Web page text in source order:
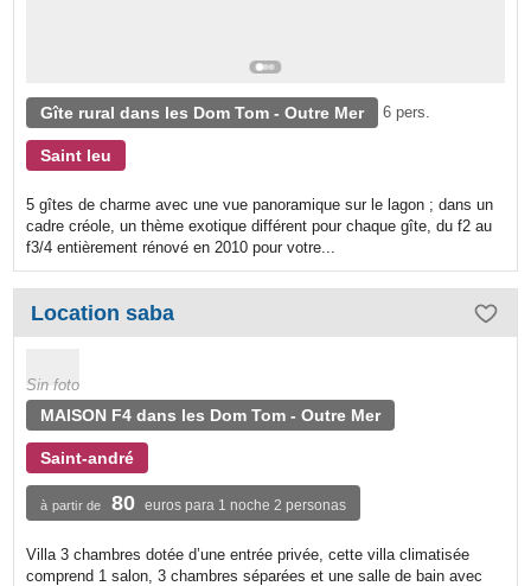
Gîte rural dans les Dom Tom - Outre Mer 6 pers.
Saint leu
5 gîtes de charme avec une vue panoramique sur le lagon ; dans un
cadre créole, un thème exotique différent pour chaque gîte, du f2 au
f3/4 entièrement rénové en 2010 pour votre...
Location saba
Sin foto
MAISON F4 dans les Dom Tom - Outre Mer
Saint-andré
à partir de 80 euros para 1 noche 2 personas
Villa 3 chambres dotée d’une entrée privée, cette villa climatisée
comprend 1 salon, 3 chambres séparées et une salle de bain avec